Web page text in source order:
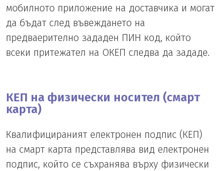
мобилното приложение на доставчика и могат
да бъдат след въвеждането на
предваерително зададен ПИН код, който
всеки притежател на ОКЕП следва да зададе.
КЕП на физически носител (смарт
карта)
Квалифицираният електронен подпис (КЕП)
на смарт карта представлява вид електронен
подпис, който се съхранява върху физически